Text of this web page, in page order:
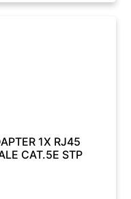
1X RJ45
CAT.5E STP